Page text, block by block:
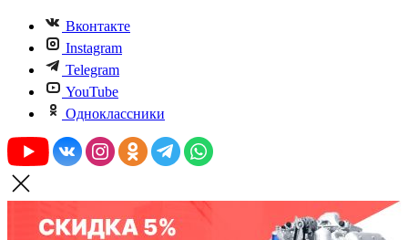
Вконтакте
Instagram
Telegram
YouTube
Одноклассники